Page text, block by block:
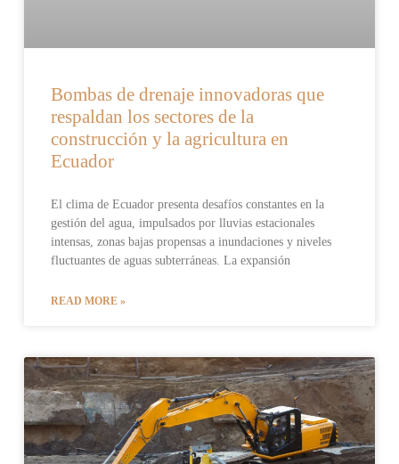
Bombas de drenaje innovadoras que
respaldan los sectores de la
construcción y la agricultura en
Ecuador
El clima de Ecuador presenta desafíos constantes en la
gestión del agua, impulsados por lluvias estacionales
intensas, zonas bajas propensas a inundaciones y niveles
fluctuantes de aguas subterráneas. La expansión
READ MORE »